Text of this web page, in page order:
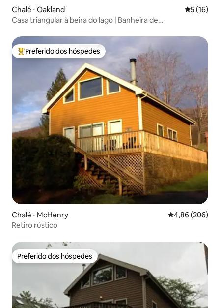
Chalé ⋅ Oakland 5 de uma
5 (16)
Casa triangular à beira do lago | Banheira de
Entre os melhores preferidos dos hóspedes
Preferido dos hóspedes
Chalé ⋅ McHenry 4,86 de uma
4,86 (206)
Retiro rústico
Preferido dos hóspedes
Preferido dos hóspedes